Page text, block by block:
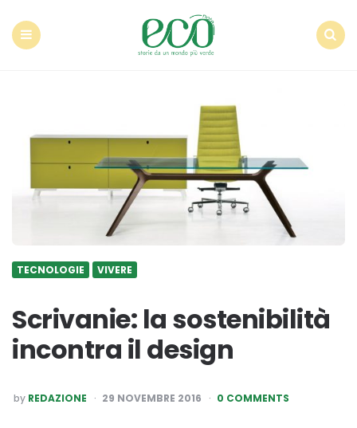
TECNOLOGIE VIVERE
Scrivanie: la sostenibilità
incontra il design
POSTED
BY
by REDAZIONE 29 NOVEMBRE 2016 0 COMMENTS